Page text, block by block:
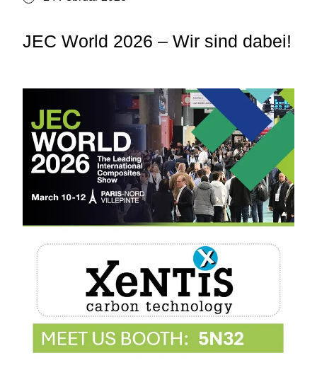
JEC World 2026 – Wir sind dabei!